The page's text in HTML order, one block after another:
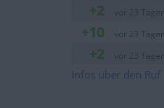
+2 vor 23 Tagen
+10 vor 23 Tagen
+2 vor 23 Tagen
+20
vor etwa
Infos über den Ruf